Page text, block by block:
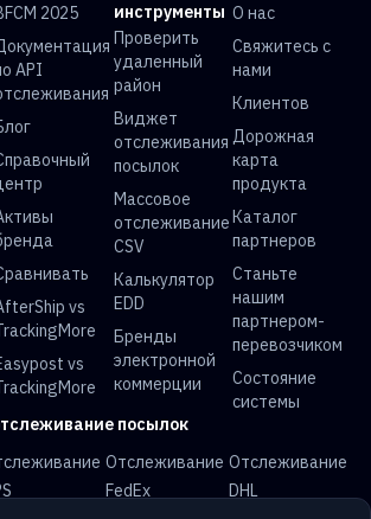
2025
API
vs
vs
инструменты
Проверить
удаленный
район
Виджет
отслеживания
посылок
Массовое
отслеживание
CSV
Калькулятор
EDD
Бренды
электронной
коммерции
О нас
Свяжитесь с
нами
Клиентов
Дорожная
карта
продукта
Каталог
партнеров
Станьте
нашим
партнером-
перевозчиком
Состояние
системы
посылок
Отслеживание
FedEx
Отслеживание
DHL